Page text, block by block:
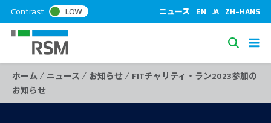
k
t
Contrast LOW ニュース EN JA ZH-HANS
S
e
a
ホーム / ニュース / お知らせ / FITチャリティ・ラン2023参加の
お知らせ